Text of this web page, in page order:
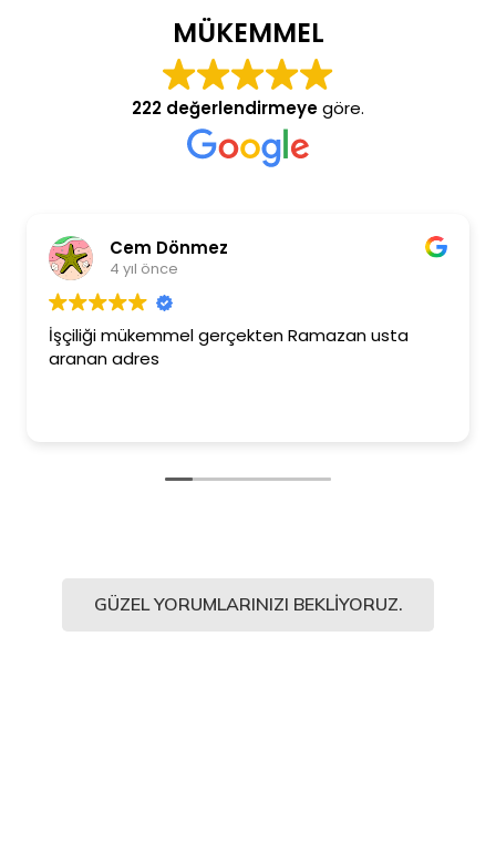
MÜKEMMEL
222 değerlendirmeyegöre.
Cem Dönmez
4 yıl önce
İşçiliği mükemmel gerçekten Ramazan usta
aranan adres
GÜZEL YORUMLARINIZI BEKLIYORUZ.